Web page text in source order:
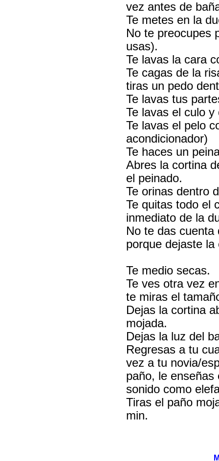
vez antes de
Te metes en la
No te preocupes
usas).
Te lavas la cara
Te cagas de la
tiras un pedo
Te lavas tus
Te lavas el culo
Te lavas el pelo
acondicionador)
Te haces un
Abres la cortina
el peinado.
Te orinas dentro
Te quitas todo el
inmediato de la
No te das cuenta
porque dejaste
Te medio secas.
Te ves otra vez
te miras el
Dejas la cortina
mojada.
Dejas la luz del
Regresas a tu
vez a tu novia/
paño, le enseñas
sonido como
Tiras el paño
min.